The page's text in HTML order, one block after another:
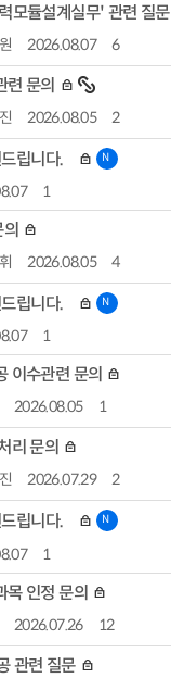
모듈설계실무' 관련 질문
2026.08.07 6
련 문의
2026.08.05 2
립니다. N
1
2026.08.05 4
립니다. N
1
이수관련 문의
2026.08.05 1
리 문의
2026.07.29 2
립니다. N
1
목 인정 문의
2026.07.26 12
관련 질문